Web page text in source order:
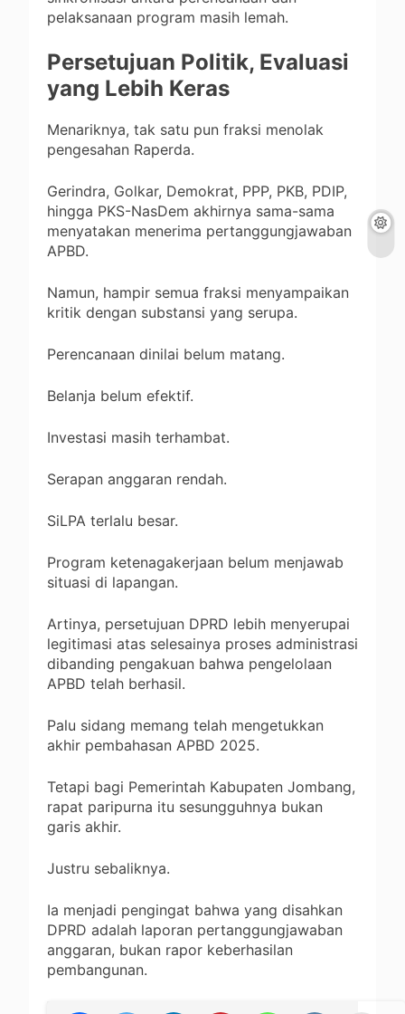
pelaksanaan program masih lemah.
Persetujuan Politik, Evaluasi
yang Lebih Keras
Menariknya, tak satu pun fraksi menolak
pengesahan Raperda.
Gerindra, Golkar, Demokrat, PPP, PKB, PDIP,
hingga PKS-NasDem akhirnya sama-sama
menyatakan menerima pertanggungjawaban
APBD.
Namun, hampir semua fraksi menyampaikan
kritik dengan substansi yang serupa.
Perencanaan dinilai belum matang.
Belanja belum efektif.
Investasi masih terhambat.
Serapan anggaran rendah.
SiLPA terlalu besar.
Program ketenagakerjaan belum menjawab
situasi di lapangan.
Artinya, persetujuan DPRD lebih menyerupai
legitimasi atas selesainya proses administrasi
dibanding pengakuan bahwa pengelolaan
APBD telah berhasil.
Palu sidang memang telah mengetukkan
akhir pembahasan APBD 2025.
Tetapi bagi Pemerintah Kabupaten Jombang,
rapat paripurna itu sesungguhnya bukan
garis akhir.
Justru sebaliknya.
Ia menjadi pengingat bahwa yang disahkan
DPRD adalah laporan pertanggungjawaban
anggaran, bukan rapor keberhasilan
pembangunan.